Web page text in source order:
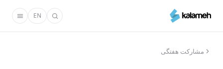
محتوای
EN
مشارکت هفتگی